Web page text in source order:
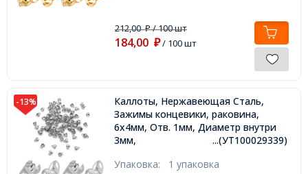
212,00₽/ 100 шт
184,00 ₽/ 100 шт
-13%
Каллоты, Нержавеющая Сталь,
Зажимы концевики, раковина,
6х4мм, Отв. 1мм, Диаметр внутри
3мм,
...(УТ100029339)
Упаковка: 1 упаковка